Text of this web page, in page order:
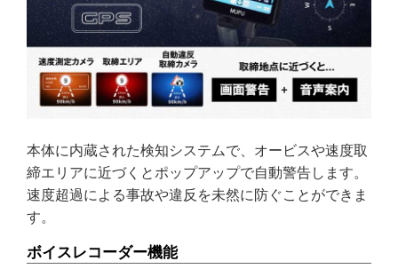
本体に内蔵された検知システムで、オービスや速度取
締エリアに近づくとポップアップで自動警告します。
速度超過による事故や違反を未然に防ぐことができま
す。
ボイスレコーダー機能